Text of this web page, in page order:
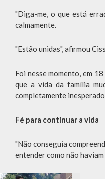
"Diga-me, o que está
calmamente.
"Estão unidas", afirmou
Foi nesse momento, em
que a vida da família
completamente
Fé para continuar a vida
"Não conseguia
entender como não